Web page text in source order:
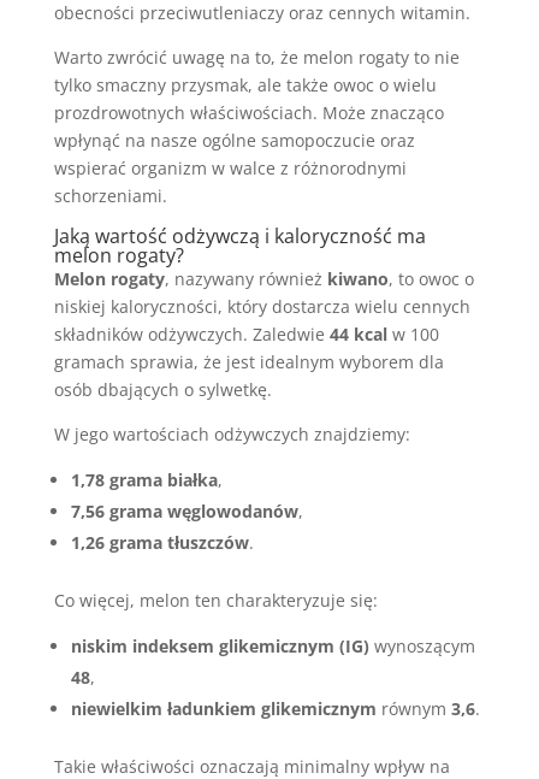
obecności przeciwutleniaczy oraz cennych witamin.
Warto zwrócić uwagę na to, że melon rogaty to nie
tylko smaczny przysmak, ale także owoc o wielu
prozdrowotnych właściwościach. Może znacząco
wpłynąć na nasze ogólne samopoczucie oraz
wspierać organizm w walce z różnorodnymi
schorzeniami.
Jaką wartość odżywczą i kaloryczność ma
melon rogaty?
Melon rogaty, nazywany również kiwano, to owoc o
niskiej kaloryczności, który dostarcza wielu cennych
składników odżywczych. Zaledwie 44 kcalw 100
gramach sprawia, że jest idealnym wyborem dla
osób dbających o sylwetkę.
W jego wartościach odżywczych znajdziemy:
1,78 grama białka,
7,56 grama węglowodanów,
1,26 grama tłuszczów.
Co więcej, melon ten charakteryzuje się:
niskim indeksem glikemicznym (IG) wynoszącym
48,
niewielkim ładunkiem glikemicznym równym 3,6.
Takie właściwości oznaczają minimalny wpływ na